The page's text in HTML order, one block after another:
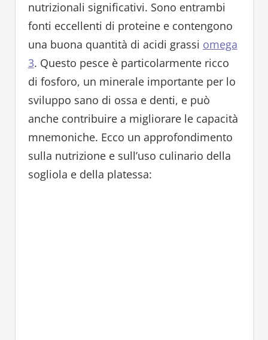
nutrizionali significativi. Sono entrambi
fonti eccellenti di proteine e contengono
una buona quantità di acidi grassi omega
3. Questo pesce è particolarmente ricco
di fosforo, un minerale importante per lo
sviluppo sano di ossa e denti, e può
anche contribuire a migliorare le capacità
mnemoniche. Ecco un approfondimento
sulla nutrizione e sull’uso culinario della
sogliola e della platessa: